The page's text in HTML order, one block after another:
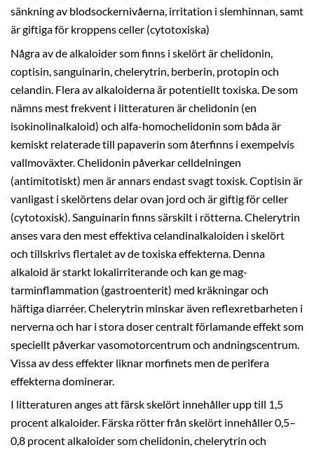
sänkning av blodsockernivåerna, irritation i slemhinnan, samt
är giftiga för kroppens celler (cytotoxiska)
Några av de alkaloider som finns i skelört är chelidonin,
coptisin, sanguinarin, chelerytrin, berberin, protopin och
celandin. Flera av alkaloiderna är potentiellt toxiska. De som
nämns mest frekvent i litteraturen är chelidonin (en
isokinolinalkaloid) och alfa-homochelidonin som båda är
kemiskt relaterade till papaverin som återfinns i exempelvis
vallmoväxter. Chelidonin påverkar celldelningen
(antimitotiskt) men är annars endast svagt toxisk. Coptisin är
vanligast i skelörtens delar ovan jord och är giftig för celler
(cytotoxisk). Sanguinarin finns särskilt i rötterna. Chelerytrin
anses vara den mest effektiva celandinalkaloiden i skelört
och tillskrivs flertalet av de toxiska effekterna. Denna
alkaloid är starkt lokalirriterande och kan ge mag-
tarminflammation (gastroenterit) med kräkningar och
häftiga diarréer. Chelerytrin minskar även reflexretbarheten i
nerverna och har i stora doser centralt förlamande effekt som
speciellt påverkar vasomotorcentrum och andningscentrum.
Vissa av dess effekter liknar morfinets men de perifera
effekterna dominerar.
I litteraturen anges att färsk skelört innehåller upp till 1,5
procent alkaloider. Färska rötter från skelört innehåller 0,5–
0,8 procent alkaloider som chelidonin, chelerytrin och